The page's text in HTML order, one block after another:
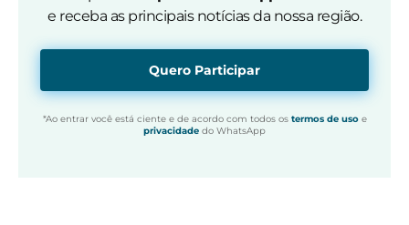
e receba as principais notícias da nossa região.
Quero Participar
*Ao entrar você está ciente e de acordo com todos os termos de usoe
privacidade do WhatsApp